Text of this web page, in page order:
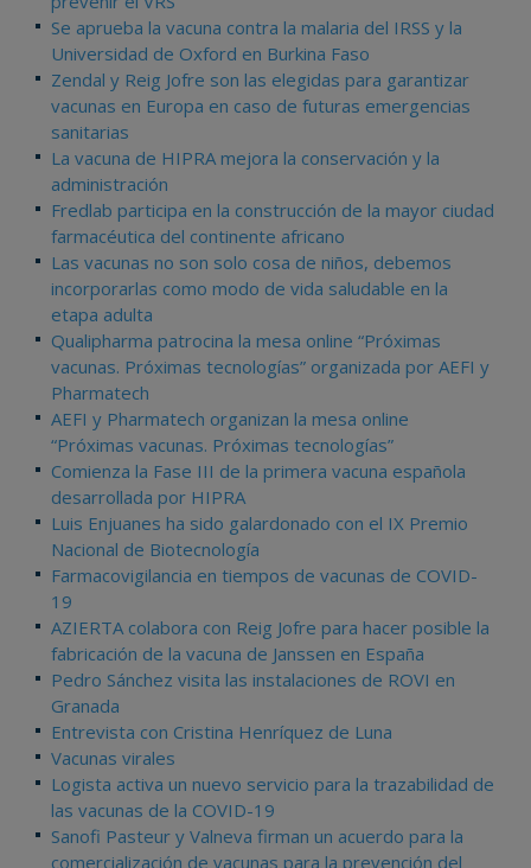
Se aprueba la vacuna contra la malaria del IRSS y la
Universidad de Oxford en Burkina Faso
Zendal y Reig Jofre son las elegidas para garantizar
vacunas en Europa en caso de futuras emergencias
sanitarias
La vacuna de HIPRA mejora la conservación y la
administración
Fredlab participa en la construcción de la mayor ciudad
farmacéutica del continente africano
Las vacunas no son solo cosa de niños, debemos
incorporarlas como modo de vida saludable en la
etapa adulta
Qualipharma patrocina la mesa online “Próximas
vacunas. Próximas tecnologías” organizada por AEFI y
Pharmatech
AEFI y Pharmatech organizan la mesa online
“Próximas vacunas. Próximas tecnologías”
Comienza la Fase III de la primera vacuna española
desarrollada por HIPRA
Luis Enjuanes ha sido galardonado con el IX Premio
Nacional de Biotecnología
Farmacovigilancia en tiempos de vacunas de COVID-
19
AZIERTA colabora con Reig Jofre para hacer posible la
fabricación de la vacuna de Janssen en España
Pedro Sánchez visita las instalaciones de ROVI en
Granada
Entrevista con Cristina Henríquez de Luna
Vacunas virales
Logista activa un nuevo servicio para la trazabilidad de
las vacunas de la COVID-19
Sanofi Pasteur y Valneva firman un acuerdo para la
comercialización de vacunas para la prevención del